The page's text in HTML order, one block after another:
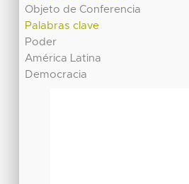
Objeto de Conferencia
Palabras clave
Poder
América Latina
Democracia